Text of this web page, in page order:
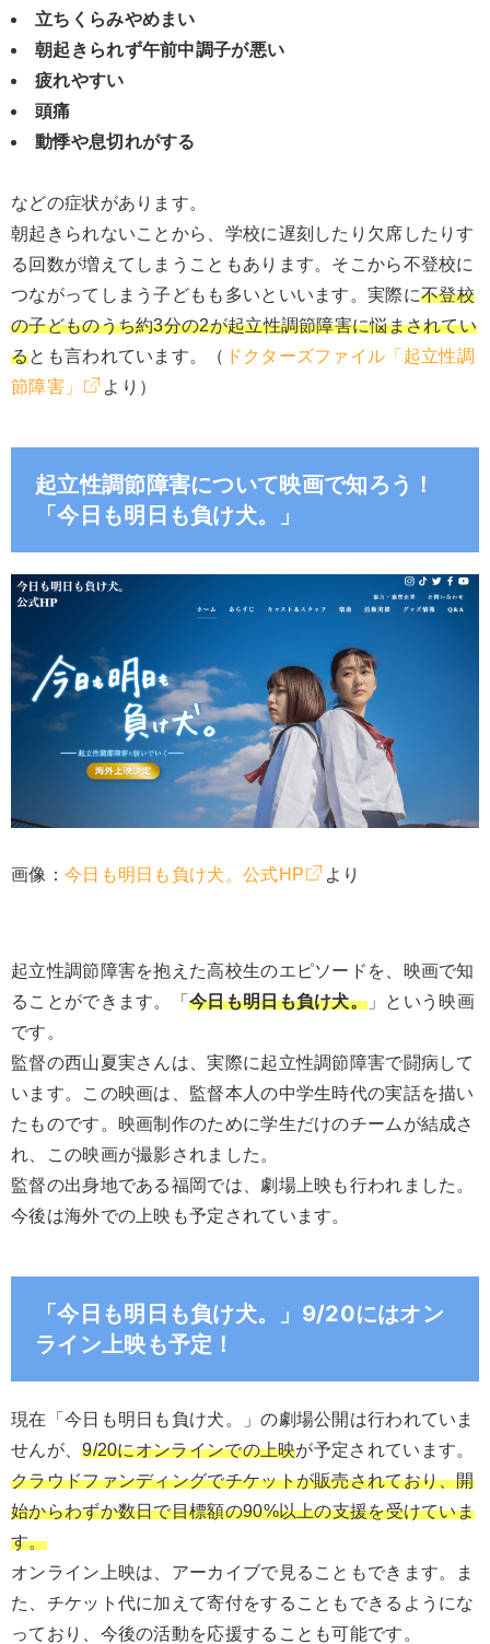
立ちくらみやめまい
朝起きられず午前中調子が悪い
疲れやすい
頭痛
動悸や息切れがする
などの症状があります。
朝起きられないことから、学校に遅刻したり欠席したりす
る回数が増えてしまうこともあります。そこから不登校に
つながってしまう子どもも多いといいます。実際に不登校
の子どものうち約3分の2が起立性調節障害に悩まされてい
るとも言われています。（ ドクターズファイル「起立性調
節障害」
より）
起立性調節障害について映画で知ろう！
「今日も明日も負け犬。」
画像： 今日も明日も負け犬。公式HP より
起立性調節障害を抱えた高校生のエピソードを、映画で知
ることができます。「 今日も明日も負け犬。 」という映画
です。
監督の西山夏実さんは、実際に起立性調節障害で闘病して
います。この映画は、監督本人の中学生時代の実話を描い
たものです。映画制作のために学生だけのチームが結成さ
れ、この映画が撮影されました。
監督の出身地である福岡では、劇場上映も行われました。
今後は海外での上映も予定されています。
「今日も明日も負け犬。」9/20にはオン
ライン上映も予定！
現在「今日も明日も負け犬。」の劇場公開は行われていま
せんが、9/20にオンラインでの上映が予定されています。
クラウドファンディングでチケットが販売されており、開
始からわずか数日で目標額の90%以上の支援を受けていま
す。
オンライン上映は、アーカイブで見ることもできます。ま
た、チケット代に加えて寄付をすることもできるようにな
っており、今後の活動を応援することも可能です。